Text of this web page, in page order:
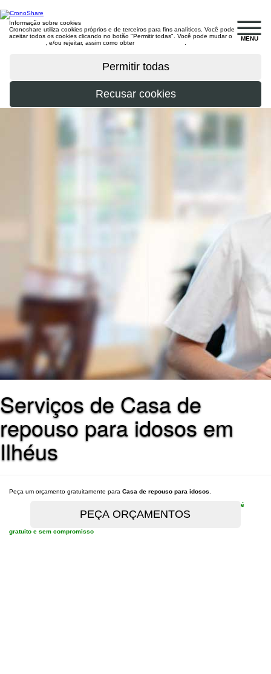
MENU
Informação sobre cookies
Cronoshare utiliza cookies próprios e de terceiros para fins analíticos. Você pode
aceitar todos os cookies clicando no botão "Permitir todas". Você pode mudar o
, e/ou rejeitar, assim como obter
Serviços de Casa de
repouso para idosos em
Ilhéus
Peça um orçamento gratuitamente para Casa de repouso para idosos
é
gratuito e sem compromisso